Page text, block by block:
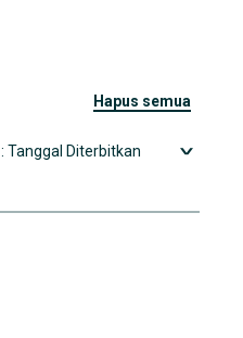
hapus semua
: Tanggal Diterbitkan